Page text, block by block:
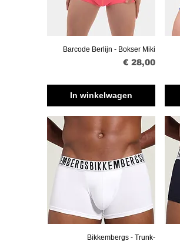
Snel overzicht
Barcode Berlijn - Bokser Miki
Prijs
€ 28,00
In winkelwagen
Snel overzicht
Bikkembergs - Trunk-